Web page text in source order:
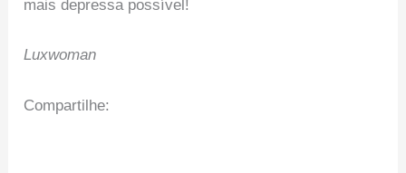
mais depressa possível!
Luxwoman
Compartilhe: